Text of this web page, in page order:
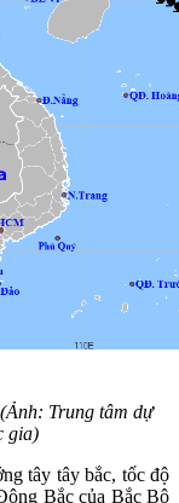
Trung tâm dự
gia)
tây tây bắc, tốc độ
Bắc của Bắc Bộ